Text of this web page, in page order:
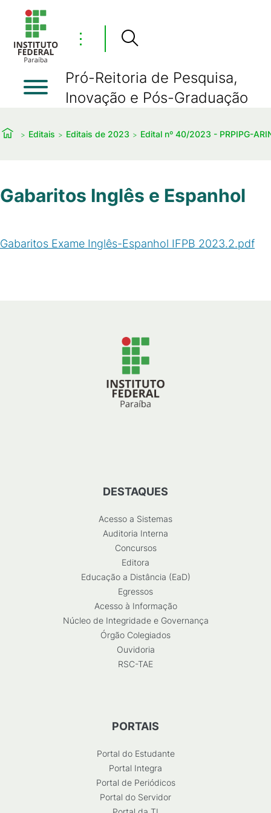
⋮
Pró-Reitoria de Pesquisa,
Inovação e Pós-Graduação
Editais Editais de 2023 Edital nº 40/2023 - PRPIPG-
Gabaritos Inglês e Espanhol
Gabaritos Exame Inglês-Espanhol IFPB 2023.2.pdf
DESTAQUES
Acesso a Sistemas
Auditoria Interna
Concursos
Editora
Educação a Distância (EaD)
Egressos
Acesso à Informação
Núcleo de Integridade e Governança
Órgão Colegiados
Ouvidoria
RSC-TAE
PORTAIS
Portal do Estudante
Portal Integra
Portal de Periódicos
Portal do Servidor